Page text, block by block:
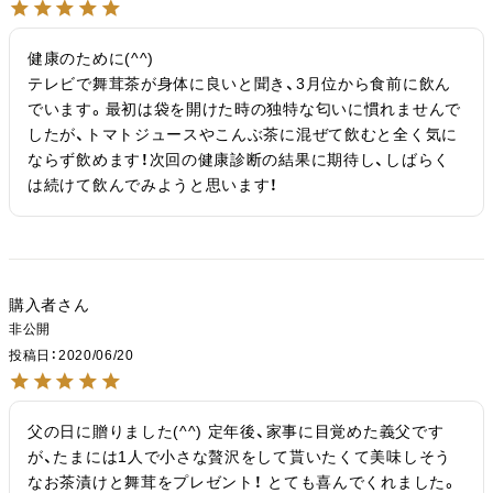
健康のために(^^)
テレビで舞茸茶が身体に良いと聞き、3月位から食前に飲ん
でいます。最初は袋を開けた時の独特な匂いに慣れませんで
したが、トマトジュースやこんぶ茶に混ぜて飲むと全く気に
ならず飲めます！次回の健康診断の結果に期待し、しばらく
は続けて飲んでみようと思います！
購入者
非公開
投稿日
2020/06/20
父の日に贈りました(^^) 定年後、家事に目覚めた義父です
が、たまには1人で小さな贅沢をして貰いたくて美味しそう
なお茶漬けと舞茸をプレゼント！ とても喜んでくれました。